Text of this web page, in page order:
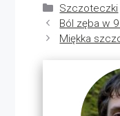
Kategorie
Szczoteczki
Ból zęba w
Miękka